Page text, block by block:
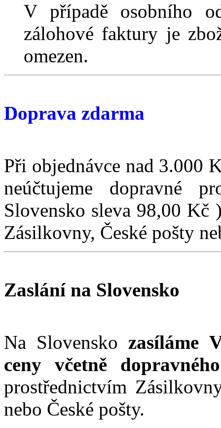
V případě osobního
zálohové faktury je
omezen.
Doprava zdarma
Při objednávce nad 3.000
neúčtujeme dopravné
Slovensko sleva 98,00 Kč
Zásilkovny, České pošty
Zaslání na Slovensko
Na Slovensko zasíláme
ceny včetně dopravného
prostřednictvím
nebo České pošty.